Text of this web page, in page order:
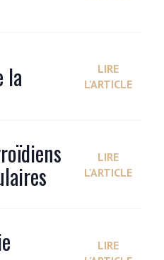
la
LIRE
L'ARTICLE
LIRE
L'ARTICLE
LIRE